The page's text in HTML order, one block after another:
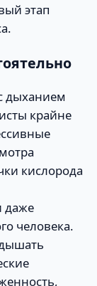
этап
дыханием
крайне
кислорода
даже
человека.